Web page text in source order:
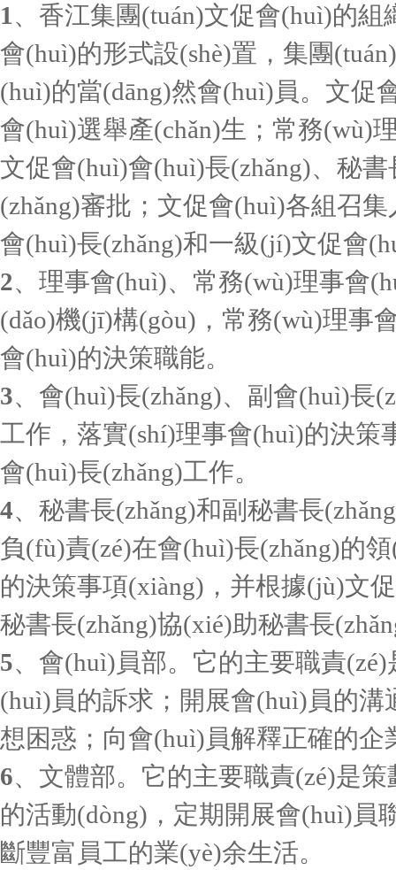
1、香江集團(tuán)文促會(huì)的組
會(huì)的形式設(shè)置，集團
(huì)的當(dāng)然會(huì)員。
會(huì)選舉產(chǎn)生；常務(wù)理
文促會(huì)會(huì)長(zhǎng)、秘
(zhǎng)審批；文促會(huì)各組召集
會(huì)長(zhǎng)和一級(jí)文促
2、理事會(huì)、常務(wù)理事
(dǎo)機(jī)構(gòu)，常務(wù)理事
會(huì)的決策職能。
3、會(huì)長(zhǎng)、副會(huì)
工作，落實(shí)理事會(huì)的決
會(huì)長(zhǎng)工作。
4、秘書長(zhǎng)和副秘書長
負(fù)責(zé)在會(huì)長(zhǎng)的
的決策事項(xiàng)，并根據(jù)文促
秘書長(zhǎng)協(xié)助秘書長
5、會(huì)員部。它的主要職責
(huì)員的訴求；開展會(huì)員的溝
想困惑；向會(huì)員解釋正確的企
6、文體部。它的主要職責
的活動(dòng)，定期開展會(huì)員
斷豐富員工的業(yè)余生活。